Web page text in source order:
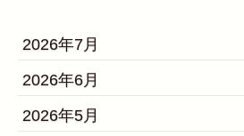
2026年7月
2026年6月
2026年5月